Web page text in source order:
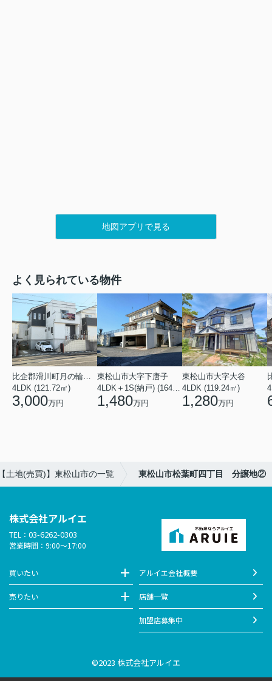
地図アプリで見る
よく見られている物件
4LDK (121.72㎡)
3,000万円
東松山市大字下唐子
1,480万円
東松山市大字大谷
4LDK (119.24㎡)
1,280万円
土地(売買)】東松山市の一覧 東松山市松葉町四丁目 分譲地②
株式会社アルイエ
TEL： 03-6262-0303
営業時間：9:00～17:00
買いたい
売りたい
アルイエ会社概要
店舗一覧
加盟店募集中
©2023 株式会社アルイエ